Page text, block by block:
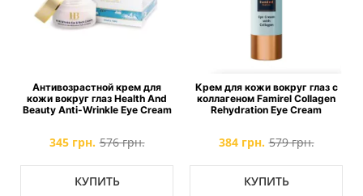
Антивозрастной крем для
кожи вокруг глаз Health And
Beauty Anti-Wrinkle Eye Cream
345 грн. 576 грн.
КУПИТЬ
Крем для кожи вокруг глаз с
коллагеном Famirel Collagen
Rehydration Eye Cream
384 грн. 579 грн.
КУПИТЬ